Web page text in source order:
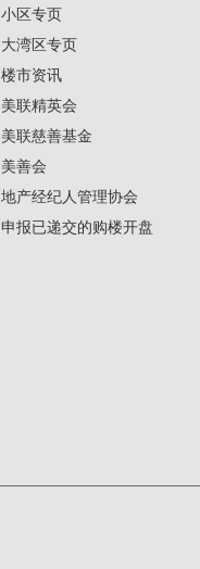
小区专页
大湾区专页
楼市资讯
美联精英会
美联慈善基金
美善会
地产经纪人管理协会
申报已递交的购楼开盘